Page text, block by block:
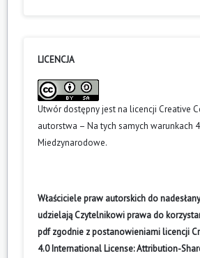
LICENCJA
Utwór dostępny jest na licencji Creative
autorstwa – Na tych samych warunkach
Miedzynarodowe.
Właściciele praw autorskich do
udzielają Czytelnikowi prawa do
pdf zgodnie z postanowieniami licencji
4.0 International License: Attribution-